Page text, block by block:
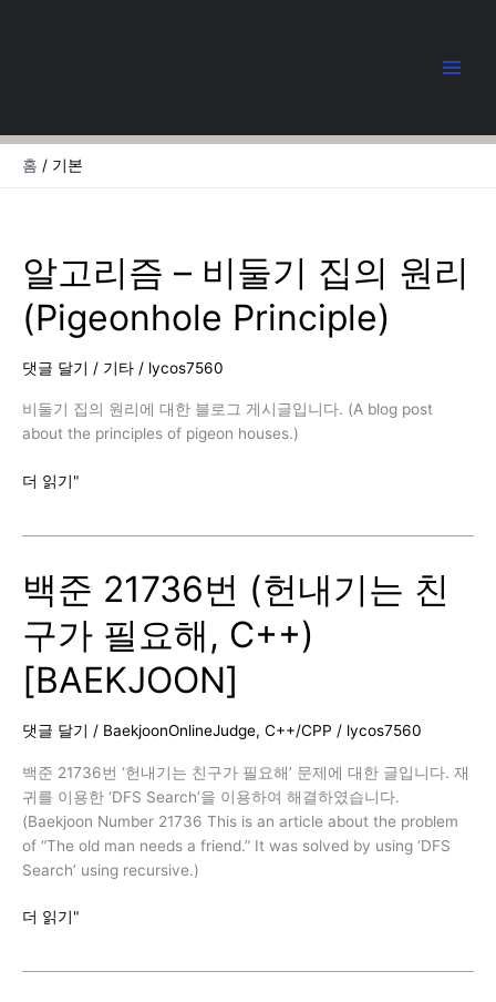
너
홈 기본
알고리즘 – 비둘기 집의 원리
(Pigeonhole Principle)
댓글 달기 / 기타 / lycos7560
비둘기 집의 원리에 대한 블로그 게시글입니다. (A blog post
about the principles of pigeon houses.)
알
–
비
둘
집
의
원
(Pigeonhole
Principle)
더 읽기"
백준 21736번 (헌내기는 친
구가 필요해, C++)
[BAEKJOON]
댓글 달기 / BaekjoonOnlineJudge, C++/CPP / lycos7560
백준 21736번 ‘헌내기는 친구가 필요해’ 문제에 대한 글입니다. 재
귀를 이용한 ‘DFS Search’을 이용하여 해결하였습니다.
(Baekjoon Number 21736 This is an article about the problem
of “The old man needs a friend.” It was solved by using ‘DFS
Search’ using recursive.)
백
더 읽기"